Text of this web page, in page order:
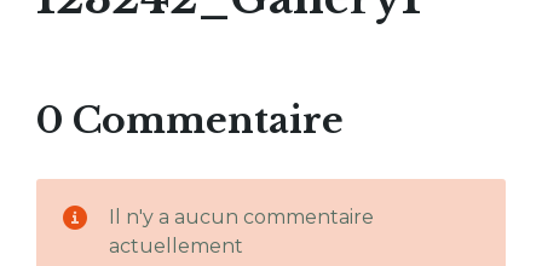
0 Commentaire
Il n'y a aucun commentaire
actuellement